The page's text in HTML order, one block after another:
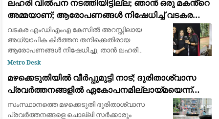
ലഹരി വിൽപന നടത്തിയിട്ടില്ല; ഞാൻ ഒരു മകൻ്റെ
അമ്മയാണ്; ആരോപണങ്ങൾ നിഷേധിച്ച് വടകര
എംഡിഎംഎ കേസിൽ അറസ്റ്റിലായ കീർത്തന
വടകര എംഡിഎംഎ കേസിൽ അറസ്റ്റിലായ
അധ്യാപിക കീർത്തന തനിക്കെതിരായ
ആരോപണങ്ങൾ നിഷേധിച്ചു. താൻ ലഹരി
വിൽപന നടത്തിയിട്ടില്ലെന്നും ബാങ്ക് അക്കൗണ്ടിൽ
അമ്മയാണെനും ഞാൻ ഒരു മകൻ്റെ അമ്മയ
Metro Desk
മഴക്കെടുതിയിൽ വീർപ്പുമുട്ടി നാട്; ദുരിതാശ്വാസ
പ്രവർത്തനങ്ങളിൽ ഏകോപനമില്ലായ്മയെന്ന്
ആക്ഷേപം, രാഷ്ട്രീയ പോര് കനക്കുന്നു
സംസ്ഥാനത്തെ മഴക്കെടുതി ദുരിതാശ്വാസ
പ്രവർത്തനങ്ങളെ ചൊല്ലി സർക്കാരും